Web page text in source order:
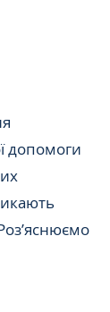
допомоги